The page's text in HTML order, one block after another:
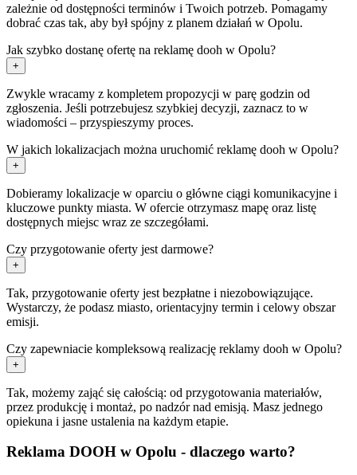
zależnie od dostępności terminów i Twoich potrzeb. Pomagamy
dobrać czas tak, aby był spójny z planem działań w Opolu.
Jak szybko dostanę ofertę na reklamę dooh w Opolu?
+
Zwykle wracamy z kompletem propozycji w parę godzin od
zgłoszenia. Jeśli potrzebujesz szybkiej decyzji, zaznacz to w
wiadomości – przyspieszymy proces.
W jakich lokalizacjach można uruchomić reklamę dooh w Opolu?
+
Dobieramy lokalizacje w oparciu o główne ciągi komunikacyjne i
kluczowe punkty miasta. W ofercie otrzymasz mapę oraz listę
dostępnych miejsc wraz ze szczegółami.
Czy przygotowanie oferty jest darmowe?
+
Tak, przygotowanie oferty jest bezpłatne i niezobowiązujące.
Wystarczy, że podasz miasto, orientacyjny termin i celowy obszar
emisji.
Czy zapewniacie kompleksową realizację reklamy dooh w Opolu?
+
Tak, możemy zająć się całością: od przygotowania materiałów,
przez produkcję i montaż, po nadzór nad emisją. Masz jednego
opiekuna i jasne ustalenia na każdym etapie.
Reklama DOOH w Opolu - dlaczego warto?